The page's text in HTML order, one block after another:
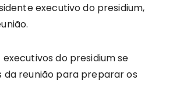
executivo do presidium,
do presidium se
da reunião para preparar os